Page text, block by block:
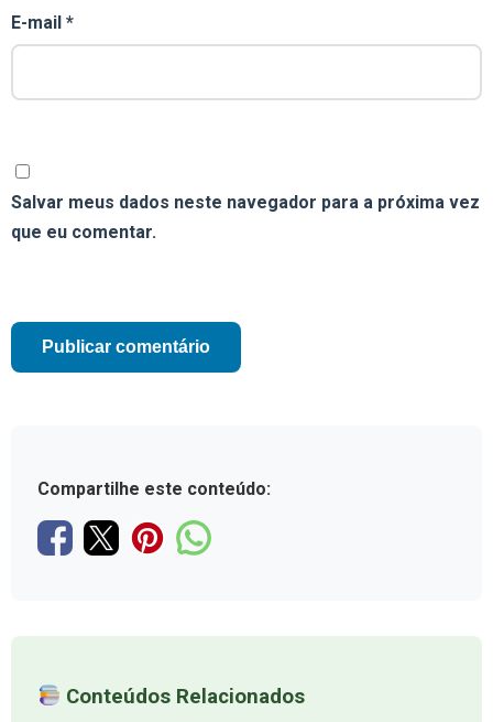
E-mail *
Salvar meus dados neste navegador para a próxima vez
que eu comentar.
Compartilhe este conteúdo:
Conteúdos Relacionados